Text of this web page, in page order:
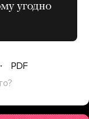
угодно
PDF